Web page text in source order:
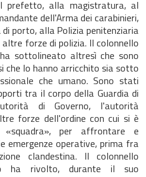
prefetto, alla magistratura, al
dell'Arma dei carabinieri,
porto, alla Polizia penitenziaria
forze di polizia. Il colonnello
sottolineato altresì che sono
che lo hanno arricchito sia sotto
che umano. Sono stati
tra il corpo della Guardia di
di Governo, l'autorità
forze dell'ordine con cui si è
per affrontare e
emergenze operative, prima fra
clandestina. Il colonnello
ha rivolto, durante il suo